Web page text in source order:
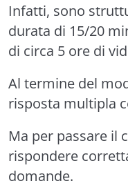
Infatti, sono
durata di 15/20
di circa 5 ore di
Al termine del
risposta multipla
Ma per passare il
rispondere
domande.